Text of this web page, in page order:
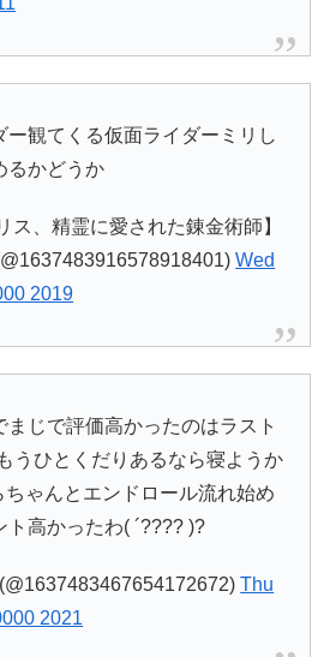
ー観てくる仮面ライダーミリし
るかどうか
、精霊に愛された錬金術師】
Wed
2019
まじで評価高かったのはラスト
うひとくだりあるなら寝ようか
ゃんとエンドロール流れ始め
高かったわ( ´???? )?
Thu
2021